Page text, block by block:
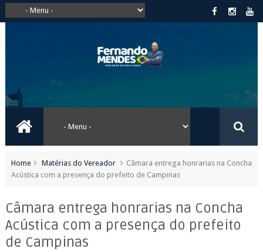
Home Matérias do Vereador
Câmara entrega honrarias na Concha
Acústica com a presença do prefeito de Campinas
Câmara entrega honrarias na Concha
Acústica com a presença do prefeito
de Campinas